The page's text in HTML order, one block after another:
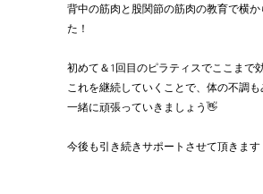
背中の筋肉と股関節の筋肉の教育で横
た！
初めて＆1回目のピラティスでここまで
これを継続していくことで、体の不調
一緒に頑張っていきましょう👋
今後も引き続きサポートさせて頂きます